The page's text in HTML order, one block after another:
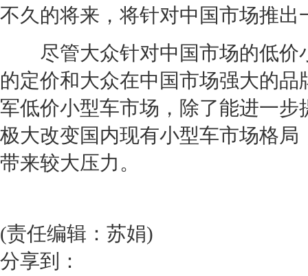
不久的将来，将针对中国市场推出
尽管大众针对中国市场的低价
的定价和大众在中国市场强大的品
军低价小型车市场，除了能进一步
极大改变国内现有小型车市场格局
带来较大压力。
(责任编辑：苏娟)
分享到：